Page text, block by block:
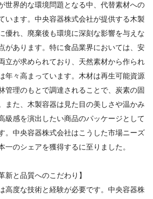
世界的な環境問題となる中、代替素材への
います。中央容器株式会社が提供する木製
優れ、廃棄後も環境に深刻な影響を与えな
があります。特に食品業界においては、安
立が求められており、天然素材から作られ
年々高まっています。木材は再生可能資源
管理のもとで調達されることで、炭素の固
また、木製容器は見た目の美しさや温かみ
級感を演出したい商品のパッケージとして
。中央容器株式会社はこうした市場ニーズ
一のシェアを獲得するに至りました。
新と品質へのこだわり】
高度な技術と経験が必要です。中央容器株